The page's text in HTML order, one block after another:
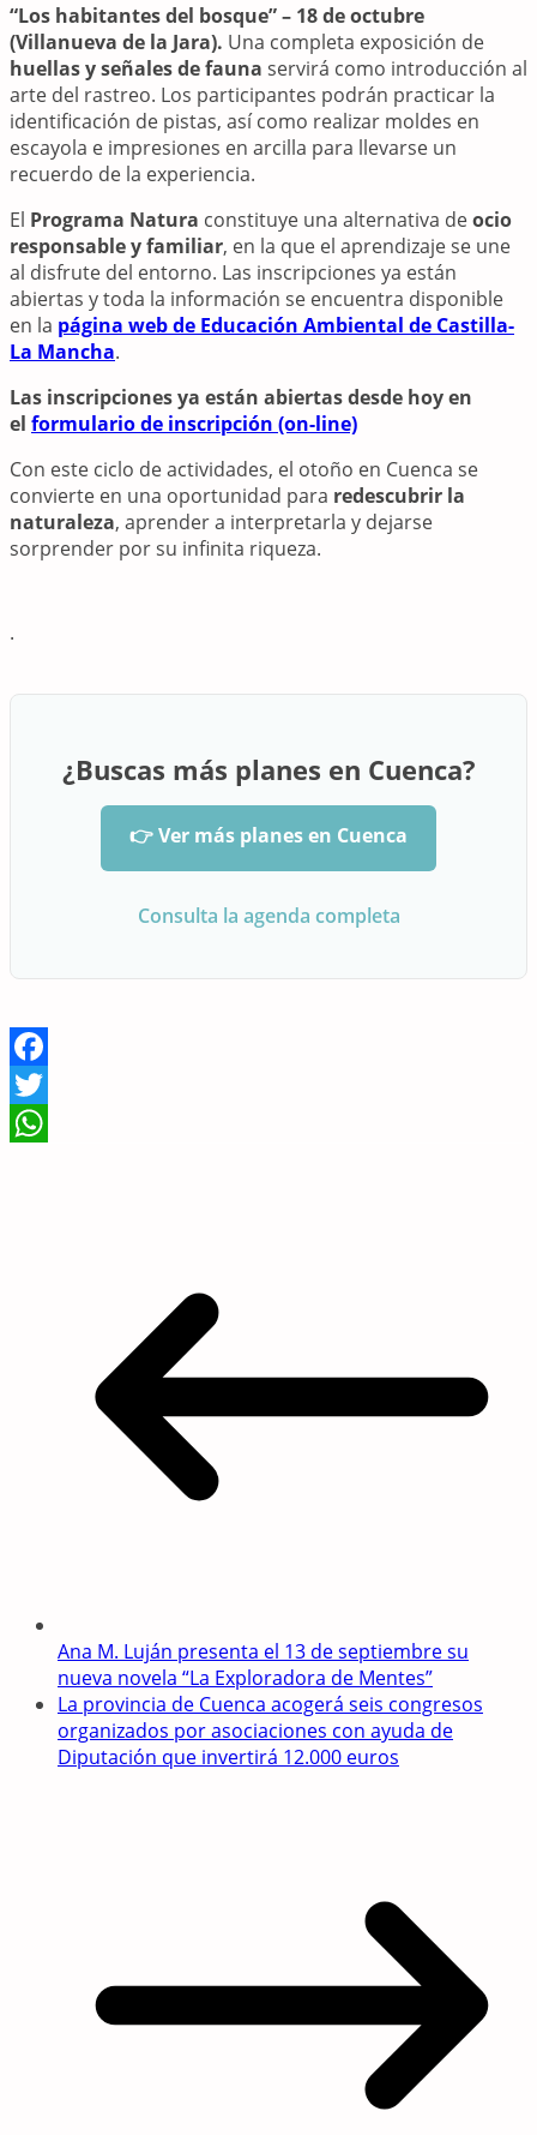
“Los habitantes del bosque” – 18 de octubre
(Villanueva de la Jara). Una completa exposición de
huellas y señales de fauna servirá como introducción al
arte del rastreo. Los participantes podrán practicar la
identificación de pistas, así como realizar moldes en
escayola e impresiones en arcilla para llevarse un
recuerdo de la experiencia.
El Programa Natura constituye una alternativa deocio
responsable y familiar, en la que el aprendizaje se une
al disfrute del entorno. Las inscripciones ya están
abiertas y toda la información se encuentra disponible
en la página web de Educación Ambiental de Castilla-
La Mancha.
Las inscripciones ya están abiertas desde hoy en
el formulario de inscripción (on-line)
Con este ciclo de actividades, el otoño en Cuenca se
convierte en una oportunidad para redescubrir la
naturaleza, aprender a interpretarla y dejarse
sorprender por su infinita riqueza.
.
¿Buscas más planes en Cuenca?
👉 Ver más planes en Cuenca
Consulta la agenda completa
Facebook
Twitter
Ana M. Luján presenta el 13 de septiembre su
nueva novela “La Exploradora de Mentes”
La provincia de Cuenca acogerá seis congresos
organizados por asociaciones con ayuda de
Diputación que invertirá 12.000 euros